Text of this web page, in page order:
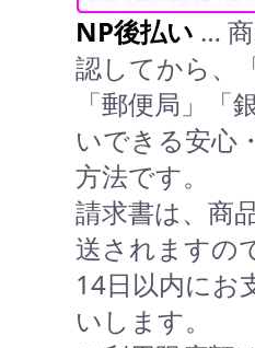
NP後払い …
認してから、
「郵便局」「
いできる安心
方法です。
請求書は、商
送されますの
14日以内にお
いします。